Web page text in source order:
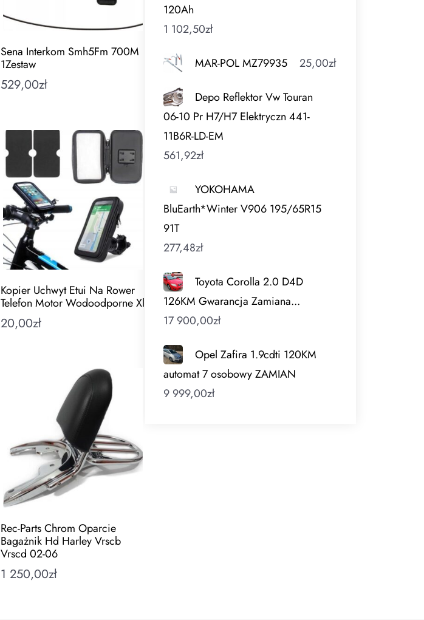
Sena Interkom Smh5Fm 700M
1Zestaw
529,00zł
Kopier Uchwyt Etui Na Rower
Telefon Motor Wodoodporne Xl
20,00zł
Rec-Parts Chrom Oparcie
Bagażnik Hd Harley Vrscb
Vrscd 02-06
1 250,00zł
120Ah
1 102,50zł
MAR-POL MZ79935 25,00zł
Depo Reflektor Vw Touran
06-10 Pr H7/H7 Elektryczn 441-
11B6R-LD-EM
561,92zł
YOKOHAMA
BluEarth*Winter V906 195/65R15
91T
277,48zł
Toyota Corolla 2.0 D4D
126KM Gwarancja Zamiana...
17 900,00zł
Opel Zafira 1.9cdti 120KM
automat 7 osobowy ZAMIAN
9 999,00zł